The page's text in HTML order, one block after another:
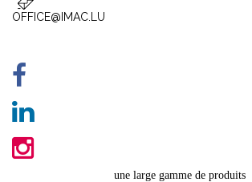
OFFICE@IMAC.LU
une large gamme de produits